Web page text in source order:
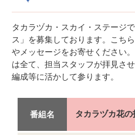
タカラヅカ・スカイ・ステージ
ス」を募集しております。こち
やメッセージをお寄せください
は全て、担当スタッフが拝見さ
編成等に活かして参ります。
番組名 タカラヅカ花の